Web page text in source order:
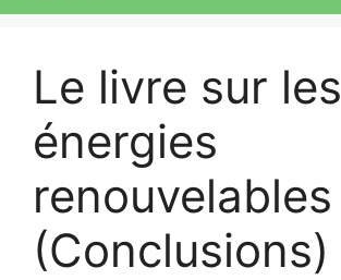
Le livre sur les
énergies
renouvelables
(Conclusions)